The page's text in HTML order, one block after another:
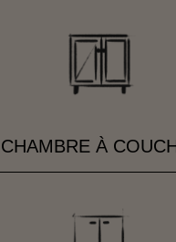
CHAMBRE À